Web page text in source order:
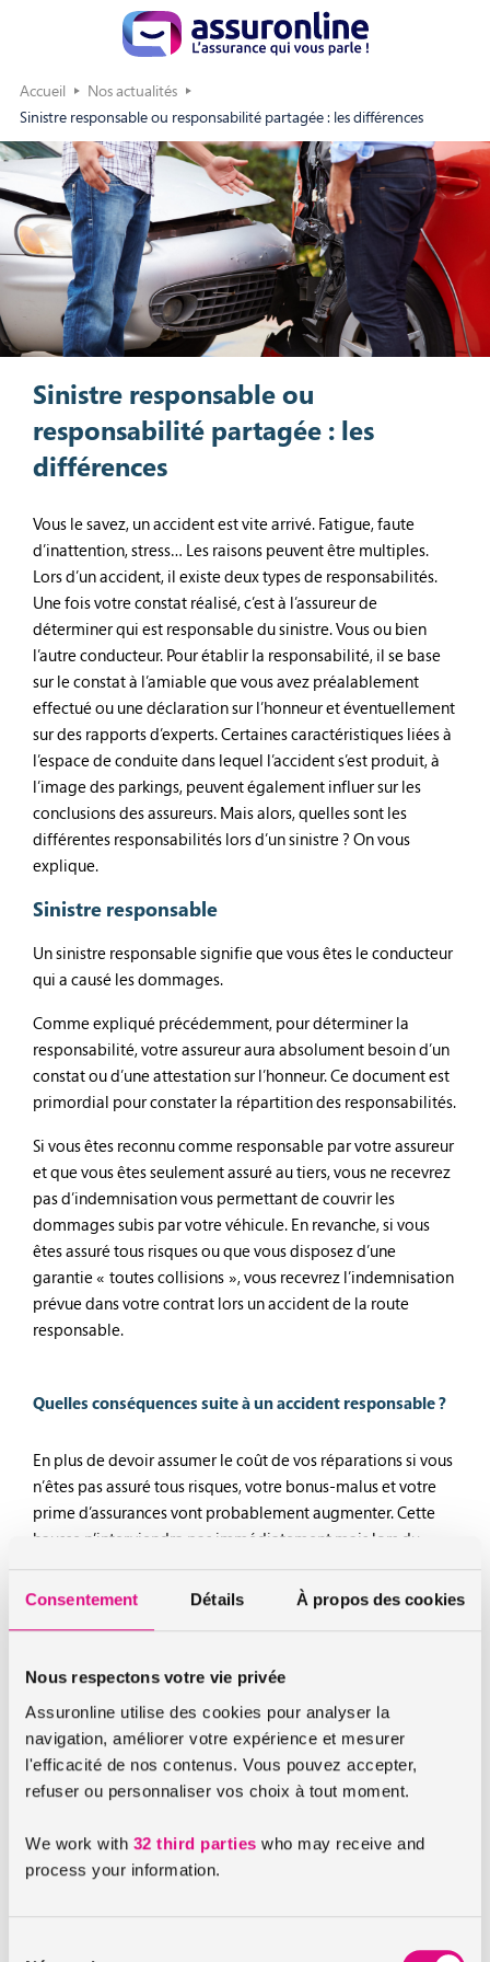
Consentement Détails À propos des cookies
Nous respectons votre vie privée
Assuronline utilise des cookies pour analyser la
navigation, améliorer votre expérience et mesurer
l'efficacité de nos contenus. Vous pouvez accepter,
refuser ou personnaliser vos choix à tout moment.
We work with 32 third parties who may receive and
process your information.
Accueil
Nos actualités
Sinistre responsable ou responsabilité partagée : les différences
Sinistre responsable ou
responsabilité partagée : les
différences
Vous le savez, un accident est vite arrivé. Fatigue, faute
d’inattention, stress… Les raisons peuvent être multiples.
Lors d’un accident, il existe deux types de responsabilités.
Une fois votre constat réalisé, c’est à l’assureur de
déterminer qui est responsable du sinistre. Vous ou bien
l’autre conducteur. Pour établir la responsabilité, il se base
sur le constat à l’amiable que vous avez préalablement
effectué ou une déclaration sur l’honneur et éventuellement
sur des rapports d’experts. Certaines caractéristiques liées à
l’espace de conduite dans lequel l’accident s’est produit, à
l’image des parkings, peuvent également influer sur les
conclusions des assureurs. Mais alors, quelles sont les
différentes responsabilités lors d’un sinistre ? On vous
explique.
Sinistre responsable
Un sinistre responsable signifie que vous êtes le conducteur
qui a causé les dommages.
Comme expliqué précédemment, pour déterminer la
responsabilité, votre assureur aura absolument besoin d’un
constat ou d’une attestation sur l’honneur. Ce document est
primordial pour constater la répartition des responsabilités.
Si vous êtes reconnu comme responsable par votre assureur
et que vous êtes seulement assuré au tiers, vous ne recevrez
pas d’indemnisation vous permettant de couvrir les
dommages subis par votre véhicule. En revanche, si vous
êtes assuré tous risques ou que vous disposez d’une
garantie « toutes collisions », vous recevrez l’indemnisation
prévue dans votre contrat lors un accident de la route
responsable.
Quelles conséquences suite à un accident responsable ?
En plus de devoir assumer le coût de vos réparations si vous
n’êtes pas assuré tous risques, votre bonus-malus et votre
prime d’assurances vont probablement augmenter. Cette
hausse n’interviendra pas immédiatement mais lors du
franchise à payer. Cela sera le montant qui demeure à votre
Lorsqu’il est impossible de déterminer avec certitude la
responsabilité de chaque conducteur en cas de sinistre, les
assureurs décident de partager les torts entre les deux
conducteurs. Il s’agit donc d’un accident où chaque partie a
plus légères que pour un accident totalement responsable.
Les torts étant partagés, chacun des propriétaires touchera